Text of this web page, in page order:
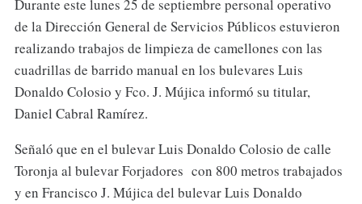
Durante este lunes 25 de septiembre personal operativo
de la Dirección General de Servicios Públicos estuvieron
realizando trabajos de limpieza de camellones con las
cuadrillas de barrido manual en los bulevares Luis
Donaldo Colosio y Fco. J. Mújica informó su titular,
Daniel Cabral Ramírez.
Señaló que en el bulevar Luis Donaldo Colosio de calle
Toronja al bulevar Forjadores con 800 metros trabajados
y en Francisco J. Mújica del bulevar Luis Donaldo